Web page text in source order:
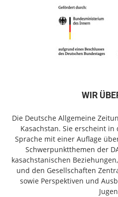
WIR
Die Deutsche Allgemeine
Kasachstan. Sie erscheint
Sprache mit einer Auflage
Schwerpunktthemen der
kasachstanischen
und den Gesellschaften
sowie Perspektiven und